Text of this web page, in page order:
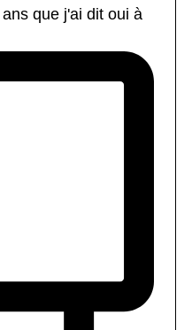
que j'ai dit oui à